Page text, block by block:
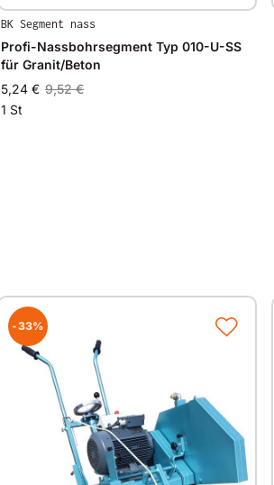
BK Segment nass
Profi-Nassbohrsegment Typ 010-U-SS
für Granit/Beton
5,24 € 9,52 €
1 St
-33%